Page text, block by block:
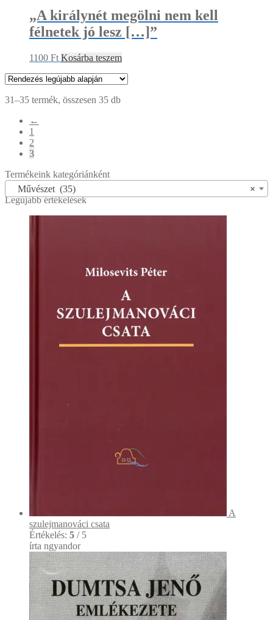
„A királynét megölni nem kell
félnetek jó lesz […]”
1100 Ft Kosárba teszem
31–35 termék, összesen 35 dbSorted
←
1
2
3
Termékeink kategóriánként
×
Művészet (35)
Legújabb értékelések
A
szulejmanováci csata
Értékelés: 5 / 5
írta ngyandor